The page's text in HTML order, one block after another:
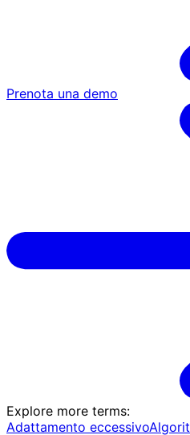
Prenota una demo
Explore more terms:
Adattamento eccessivo